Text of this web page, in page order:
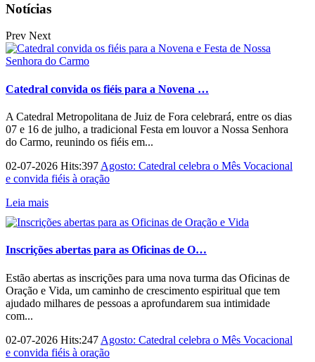
Notícias
Prev Next
Catedral convida os fiéis para a Novena …
A Catedral Metropolitana de Juiz de Fora celebrará, entre os dias
07 e 16 de julho, a tradicional Festa em louvor a Nossa Senhora
do Carmo, reunindo os fiéis em...
02-07-2026 Hits:397 Agosto: Catedral celebra o Mês Vocacional
e convida fiéis à oração
Leia mais
Inscrições abertas para as Oficinas de O…
Estão abertas as inscrições para uma nova turma das Oficinas de
Oração e Vida, um caminho de crescimento espiritual que tem
ajudado milhares de pessoas a aprofundarem sua intimidade
com...
02-07-2026 Hits:247 Agosto: Catedral celebra o Mês Vocacional
e convida fiéis à oração